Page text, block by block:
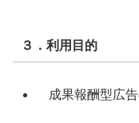
３．利用目的
成果報酬型広告